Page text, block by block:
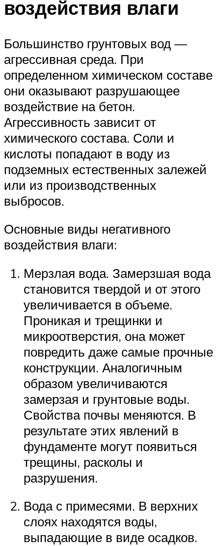
воздействия влаги
Большинство грунтовых вод —
агрессивная среда. При
определенном химическом составе
они оказывают разрушающее
воздействие на бетон.
Агрессивность зависит от
химического состава. Соли и
кислоты попадают в воду из
подземных естественных залежей
или из производственных
выбросов.
Основные виды негативного
воздействия влаги:
Мерзлая вода. Замерзшая вода
становится твердой и от этого
увеличивается в объеме.
Проникая и трещинки и
микроотверстия, она может
повредить даже самые прочные
конструкции. Аналогичным
образом увеличиваются
замерзая и грунтовые воды.
Свойства почвы меняются. В
результате этих явлений в
фундаменте могут появиться
трещины, расколы и
разрушения.
Вода с примесями. В верхних
слоях находятся воды,
выпадающие в виде осадков.